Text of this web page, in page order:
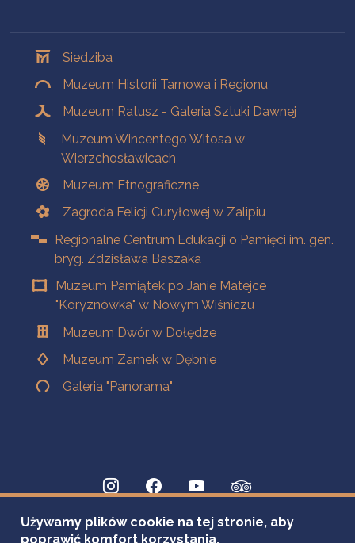
Siedziba
Muzeum Historii Tarnowa i Regionu
Muzeum Ratusz - Galeria Sztuki Dawnej
Muzeum Wincentego Witosa w
Wierzchosławicach
Muzeum Etnograficzne
Zagroda Felicji Curyłowej w Zalipiu
Regionalne Centrum Edukacji o Pamięci im. gen.
bryg. Zdzisława Baszaka
Muzeum Pamiątek po Janie Matejce
"Koryznówka" w Nowym Wiśniczu
Muzeum Dwór w Dołędze
Muzeum Zamek w Dębnie
Galeria "Panorama"
Używamy plików cookie na tej stronie, aby
poprawić komfort korzystania.